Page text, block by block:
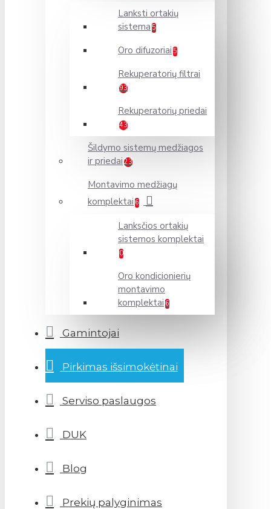
Lanksti ortakių
sistema 5
Oro difuzoriai 5
Rekuperatorių filtrai
93
Rekuperatorių priedai
43
Šildymo sistemų medžiagos
ir priedai 23
Montavimo medžiagų
komplektai 6
Lanksčios ortakių
sistemos komplektai
0
Oro kondicionierių
montavimo
komplektai 6
Gamintojai
Pirkimas išsimokėtinai
Serviso paslaugos
DUK
Blog
Prekių palyginimas